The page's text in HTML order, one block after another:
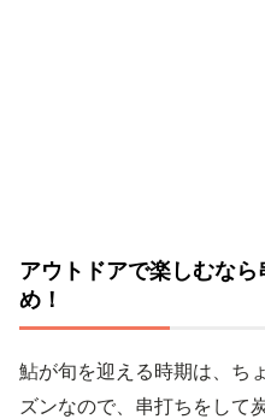
アウトドアで楽しむな
め！
鮎が旬を迎える時期は、ち
ズンなので、串打ちをして